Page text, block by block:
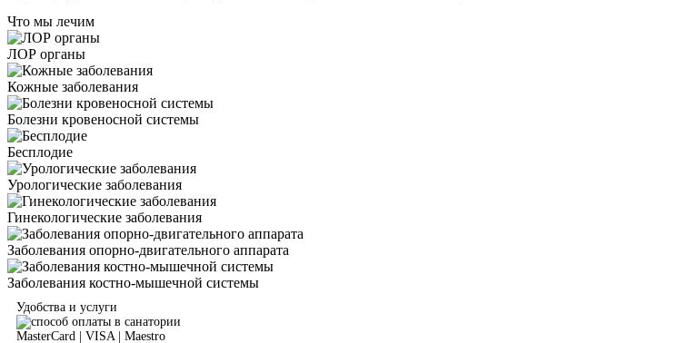
Что мы лечим
ЛОР органы
Кожные заболевания
Болезни кровеносной системы
Бесплодие
Урологические заболевания
Гинекологические заболевания
Заболевания опорно-двигательного аппарата
Заболевания костно-мышечной системы
Удобства и услуги
MasterCard | VISA | Maestro